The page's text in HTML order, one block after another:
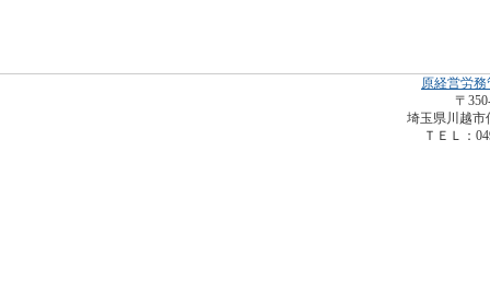
原経営労
〒
埼玉県川越市
ＴＥＬ：